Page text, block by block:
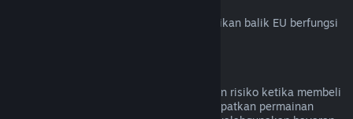
Untuk penjelasan tentang cara hak penarikan balik EU berfungsi
Bayaran balik direka untuk menghapuskan risiko ketika membeli
tajuk di Steam – bukan cara untuk mendapatkan permainan